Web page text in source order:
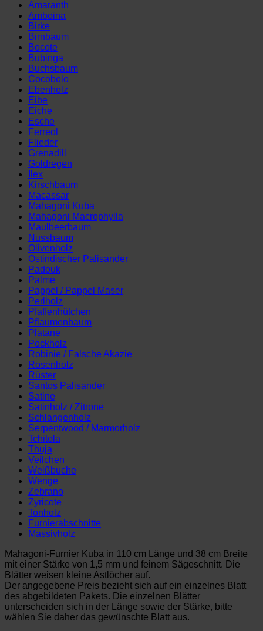
cm)
Menge
Amaranth
Amboina
Birke
Birnbaum
Bocote
Bubinga
Buchsbaum
Cocobolo
Ebenholz
Eibe
Eiche
Esche
Ferreol
Flieder
Grenadill
Goldregen
Ilex
Kirschbaum
Macassar
Mahagoni Kuba
Mahagoni Macrophylla
Maulbeerbaum
Nussbaum
Olivenholz
Ostindischer Palisander
Padouk
Palme
Pappel / Pappel Maser
Perlholz
Pfaffenhütchen
Pflaumenbaum
Platane
Pockholz
Robinie / Falsche Akazie
Rosenholz
Rüster
Santos Palisander
Satine
Satinholz / Zitrone
Schlangenholz
Serpentwood / Marmorholz
Tchitola
Thuja
Veilchen
Weißbuche
Wenge
Zebrano
Zyricote
Tonholz
Furnierabschnitte
Massivholz
Mahagoni-Furnier Kuba in 110 cm Länge und 38 cm Breite
mit einer Stärke von 1,5 mm und feinem Sägeschnitt. Die
Blätter weisen kleine Astlöcher auf.
Der angegebene Preis bezieht sich auf ein einzelnes Blatt
des abgebildeten Pakets. Die einzelnen Blätter
unterscheiden sich in der Länge sowie der Stärke, bitte
wählen Sie daher das gewünschte Blatt aus.